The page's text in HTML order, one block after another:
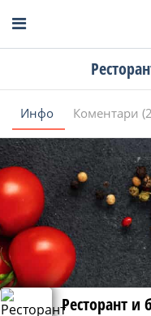
Инфо Коментари
Ресторант и